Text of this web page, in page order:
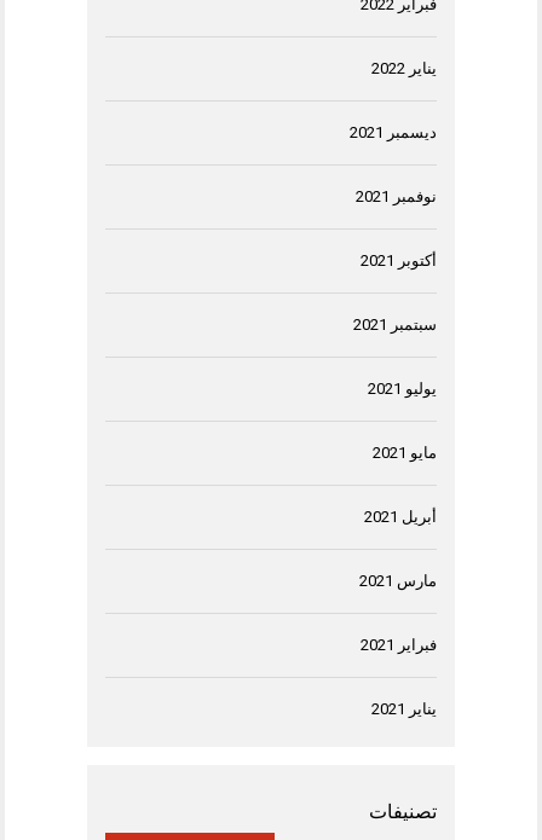
فبراير 2022
يناير 2022
ديسمبر 2021
نوفمبر 2021
أكتوبر 2021
سبتمبر 2021
يوليو 2021
مايو 2021
أبريل 2021
مارس 2021
فبراير 2021
يناير 2021
تصنيفات